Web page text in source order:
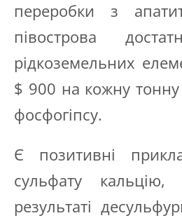
переробки з
півострова
рідкоземельних
$ 900 на кожну
фосфогіпсу.
Є позитивні
сульфату
результаті